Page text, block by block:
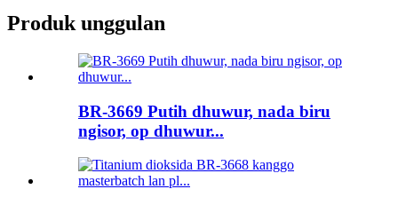
Produk unggulan
BR-3669 Putih dhuwur, nada biru
ngisor, op dhuwur...